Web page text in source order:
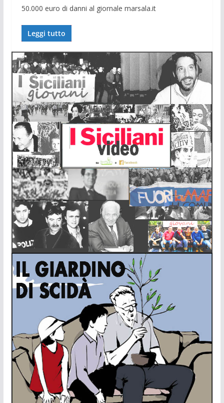
50.000 euro di danni al giornale marsala.it
Leggi tutto